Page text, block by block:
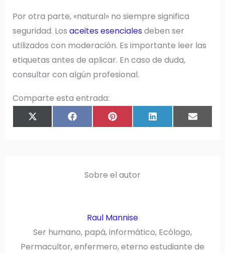
Por otra parte, «natural» no siempre significa
seguridad. Los aceites esencialesdeben ser
utilizados con moderación. Es importante leer las
etiquetas antes de aplicar. En caso de duda,
consultar con algún profesional.
Comparte esta entrada:
COMPARTIR
EN
X
T
COMPARTIR
F
C
COMPARTIR
P
N
COMPARTIR
EN
L
N
E
A
Sobre el autor
Raul Mannise
Ser humano, papá, informático, Ecólogo,
Permacultor, enfermero, eterno estudiante de